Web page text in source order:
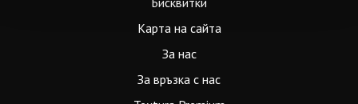
Карта на сайта
За нас
За връзка с нас